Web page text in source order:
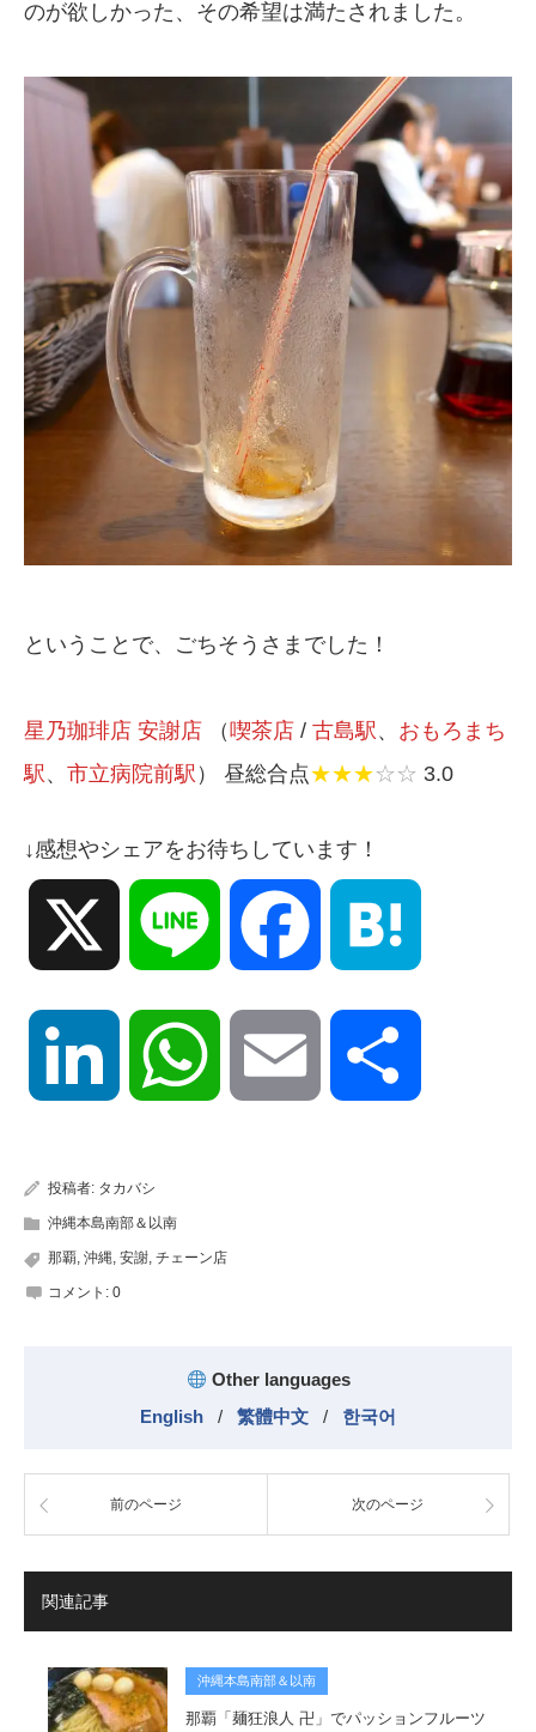
のが欲しかった、その希望は満たされました。
ということで、ごちそうさまでした！
星乃珈琲店 安謝店 （喫茶店 / 古島駅、 おもろまち
駅、 市立病院前駅 ） 昼総合点★★★☆☆ 3.0
↓感想やシェアをお待ちしています！
Line Facebook
LinkedIn WhatsApp Email
投稿者: タカバシ
沖縄本島南部＆以南
那覇, 沖縄, 安謝, チェーン店
コメント: 0
Other languages
English
/ 繁體中文 / 한국어
前のページ 次のページ
関連記事
沖縄本島南部＆以南
那覇「麺狂浪人 卍」でパッションフルーツ